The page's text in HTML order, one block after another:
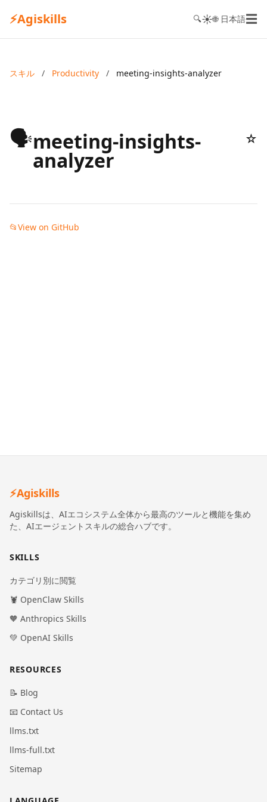
⚡Agiskills 🔍☀️🌐 日本語☰
スキル / Productivity / meeting-insights-analyzer
🗣️meeting-insights-
analyzer
☆
📂View on GitHub
⚡Agiskills
Agiskillsは、AIエコシステム全体から最高のツールと機能を集め
た、AIエージェントスキルの総合ハブです。
SKILLS
カテゴリ別に閲覧
🦞 OpenClaw Skills
🧡 Anthropics Skills
💚 OpenAI Skills
RESOURCES
📝 Blog
📧 Contact Us
llms.txt
llms-full.txt
Sitemap